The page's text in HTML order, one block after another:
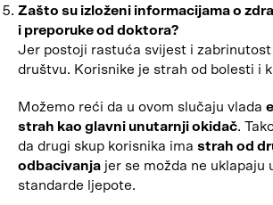
Zašto su izloženi informacijama o
i preporuke od doktora?
Jer postoji rastuća svijest i zabrinutost
društvu. Korisnike je strah od bolesti i
Možemo reći da u ovom slučaju vlada
strah kao glavni unutarnji okidač.
da drugi skup korisnika ima strah od
odbacivanja jer se možda ne uklapaju
standarde ljepote.